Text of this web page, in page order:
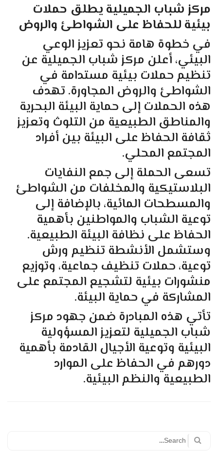
مركز شباب الجميلية يطلق حملات
بيئية للحفاظ على الشواطئ والروض
في خطوة هامة نحو تعزيز الوعي
البيئي، أعلن مركز شباب الجميلية عن
تنظيم حملات بيئية مستدامة في
الشواطئ والروض المجاورة. تهدف
هذه الحملات إلى حماية البيئة البحرية
والمناطق الطبيعية من التلوث وتعزيز
ثقافة الحفاظ على البيئة بين أفراد
المجتمع المحلي.
تسعى الحملة إلى جمع النفايات
البلاستيكية والمخلفات من الشواطئ
والمسطحات المائية، بالإضافة إلى
توعية الشباب والمواطنين بأهمية
الحفاظ على نظافة البيئة الطبيعية.
وستشمل الأنشطة تنظيم ورش
توعية، حملات تنظيف جماعية، وتوزيع
منشورات بيئية لتشجيع المجتمع على
المشاركة في حماية البيئة.
تأتي هذه المبادرة ضمن جهود مركز
شباب الجميلية لتعزيز المسؤولية
البيئية وتوعية الأجيال القادمة بأهمية
دورهم في الحفاظ على الموارد
الطبيعية والنظم البيئية.
Search